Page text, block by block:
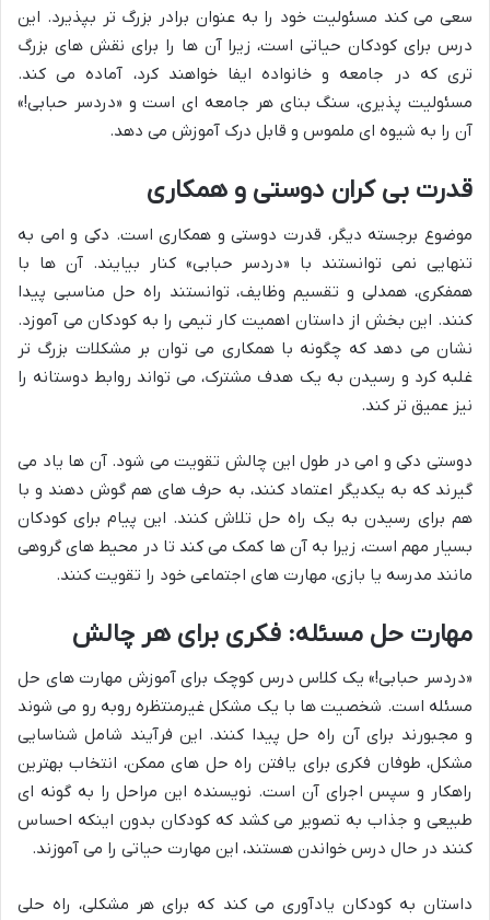
سعی می کند مسئولیت خود را به عنوان برادر بزرگ تر بپذیرد. این
درس برای کودکان حیاتی است، زیرا آن ها را برای نقش های بزرگ
تری که در جامعه و خانواده ایفا خواهند کرد، آماده می کند.
مسئولیت پذیری، سنگ بنای هر جامعه ای است و «دردسر حبابی!»
آن را به شیوه ای ملموس و قابل درک آموزش می دهد.
قدرت بی کران دوستی و همکاری
موضوع برجسته دیگر، قدرت دوستی و همکاری است. دکی و امی به
تنهایی نمی توانستند با «دردسر حبابی» کنار بیایند. آن ها با
همفکری، همدلی و تقسیم وظایف، توانستند راه حل مناسبی پیدا
کنند. این بخش از داستان اهمیت کار تیمی را به کودکان می آموزد.
نشان می دهد که چگونه با همکاری می توان بر مشکلات بزرگ تر
غلبه کرد و رسیدن به یک هدف مشترک، می تواند روابط دوستانه را
نیز عمیق تر کند.
دوستی دکی و امی در طول این چالش تقویت می شود. آن ها یاد می
گیرند که به یکدیگر اعتماد کنند، به حرف های هم گوش دهند و با
هم برای رسیدن به یک راه حل تلاش کنند. این پیام برای کودکان
بسیار مهم است، زیرا به آن ها کمک می کند تا در محیط های گروهی
مانند مدرسه یا بازی، مهارت های اجتماعی خود را تقویت کنند.
مهارت حل مسئله: فکری برای هر چالش
«دردسر حبابی!» یک کلاس درس کوچک برای آموزش مهارت های حل
مسئله است. شخصیت ها با یک مشکل غیرمنتظره روبه رو می شوند
و مجبورند برای آن راه حل پیدا کنند. این فرآیند شامل شناسایی
مشکل، طوفان فکری برای یافتن راه حل های ممکن، انتخاب بهترین
راهکار و سپس اجرای آن است. نویسنده این مراحل را به گونه ای
طبیعی و جذاب به تصویر می کشد که کودکان بدون اینکه احساس
کنند در حال درس خواندن هستند، این مهارت حیاتی را می آموزند.
داستان به کودکان یادآوری می کند که برای هر مشکلی، راه حلی